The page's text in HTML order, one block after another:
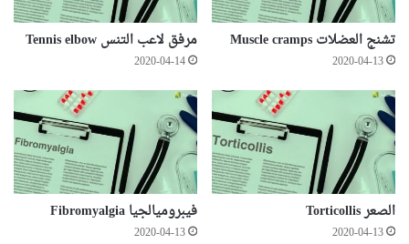
تشنج العضلات Muscle cramps
2020-04-13
مرفق لاعب التنس Tennis elbow
2020-04-14
الصعر Torticollis
2020-04-13
فيبروميالجيا Fibromyalgia
2020-04-13